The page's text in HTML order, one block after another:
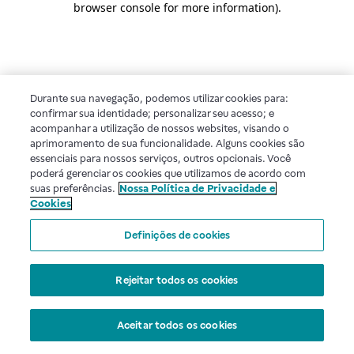
browser console for more information).
Durante sua navegação, podemos utilizar cookies para:
confirmar sua identidade; personalizar seu acesso; e
acompanhar a utilização de nossos websites, visando o
aprimoramento de sua funcionalidade. Alguns cookies são
essenciais para nossos serviços, outros opcionais. Você
poderá gerenciar os cookies que utilizamos de acordo com
suas preferências. Nossa Política de Privacidade e
Cookies
Definições de cookies
Rejeitar todos os cookies
Aceitar todos os cookies